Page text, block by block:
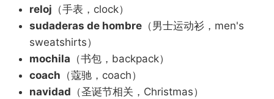
reloj （手表，clock）
sudaderas de hombre （男士运动衫，men's
sweatshirts）
mochila （书包，backpack）
coach （蔻驰，coach）
navidad （圣诞节相关，Christmas）